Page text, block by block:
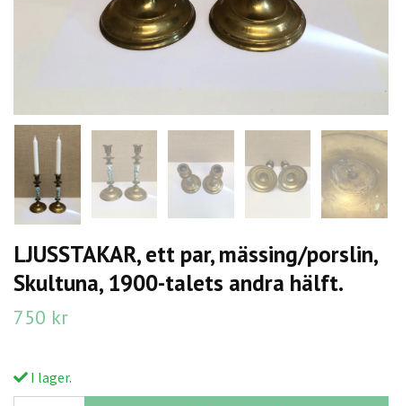
LJUSSTAKAR, ett par, mässing/porslin,
Skultuna, 1900-talets andra hälft.
750 kr
I lager.